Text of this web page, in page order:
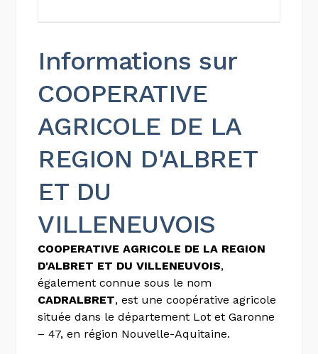
Informations sur
COOPERATIVE
AGRICOLE DE LA
REGION D'ALBRET
ET DU
VILLENEUVOIS
COOPERATIVE AGRICOLE DE LA REGION
D'ALBRET ET DU VILLENEUVOIS,
également connue sous le nom
CADRALBRET, est une coopérative agricole
située dans le département Lot et Garonne
– 47, en région Nouvelle-Aquitaine.